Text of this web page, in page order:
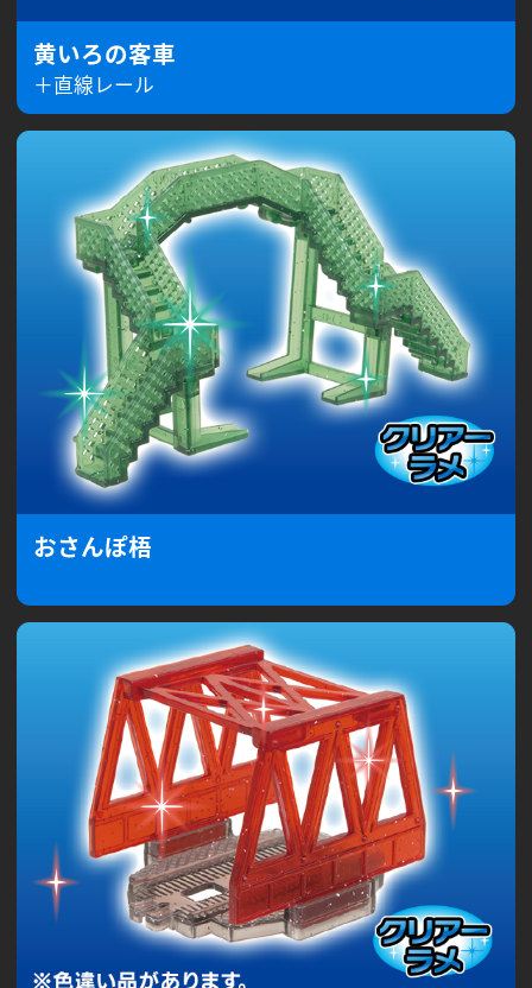
黄いろの客車
＋直線レール
おさんぽ梧